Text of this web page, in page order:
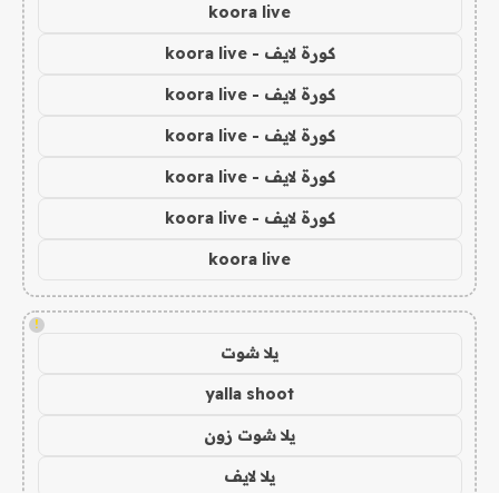
koora live
كورة لايف - koora live
كورة لايف - koora live
كورة لايف - koora live
كورة لايف - koora live
كورة لايف - koora live
koora live
!
يلا شوت
yalla shoot
يلا شوت زون
يلا لايف